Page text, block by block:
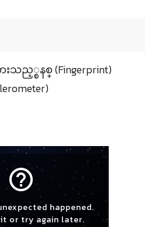
သည့္စနစ္ (Fingerprint)
help_outline
happened.
or try again later.